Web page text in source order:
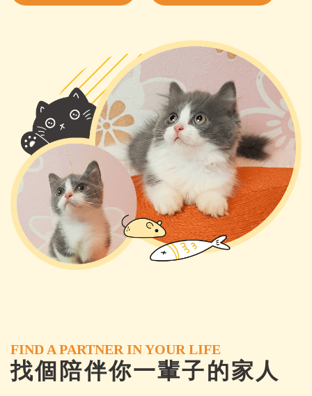
FIND A PARTNER IN YOUR LIFE
找個陪伴你一輩子的家人